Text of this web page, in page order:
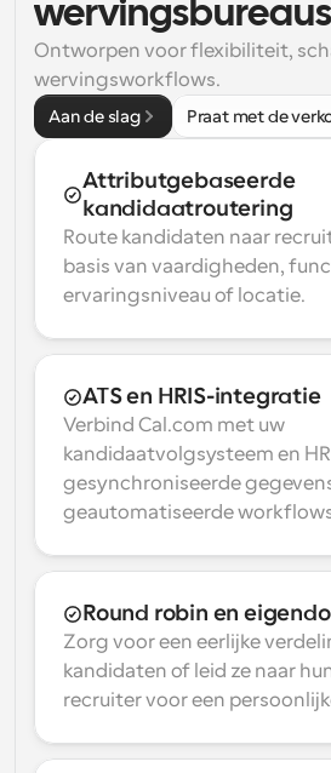
wervingsbureaus
Ontworpen voor flexibiliteit,
wervingsworkflows.
Aan de slag Praat met de
Attributgebaseerde
kandidaatroutering
Route kandidaten naar
basis van vaardigheden,
ervaringsniveau of locatie.
ATS en HRIS-integratie
Verbind Cal.com met uw
kandidaatvolgsysteem en
gesynchroniseerde
geautomatiseerde
Round robin en
Zorg voor een eerlijke
kandidaten of leid ze naar
recruiter voor een